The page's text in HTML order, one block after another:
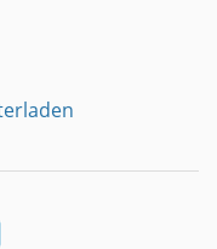
LinkedIn